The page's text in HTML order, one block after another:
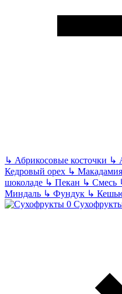
↳ Абрикосовые косточки ↳
Кедровый орех ↳ Макадамия
шоколаде ↳ Пекан ↳ Смесь
Миндаль ↳ Фундук ↳